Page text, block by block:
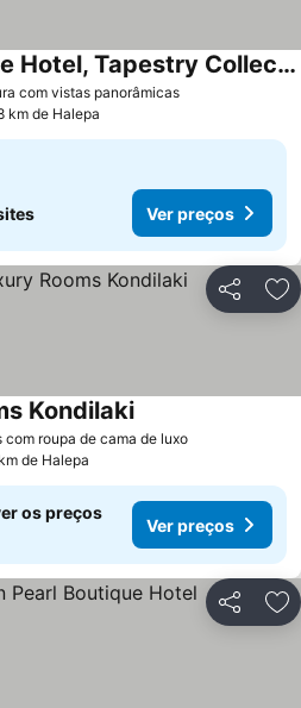
com vistas panorâmicasVer preços
Chania Flair Boutique Hotel, Tapestry Collection by Hilton
km de Halepa
Ver preços
Partilhar
com roupa de cama de luxoVer preços
KondilakiVer preços
de Halepa
os preços
Ver preços
Partilhar